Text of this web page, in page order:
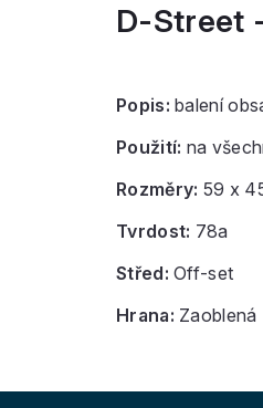
D-Street
Popis:balení
Použití: na
Rozměry: 59 x
Tvrdost: 78a
Střed: Off-set
Hrana: Zaoblená